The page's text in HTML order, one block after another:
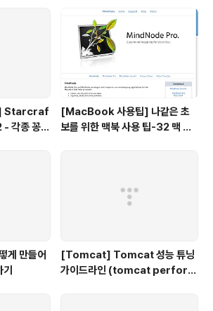
Starcraf
- 각종 꽁수
[MacBook 사용팁] 나같은 초
보를 위한 맥북 사용 팁-32 맥 사
게 만들어
[Tomcat] Tomcat 성능 튜닝
가이드라인 (tomcat perform